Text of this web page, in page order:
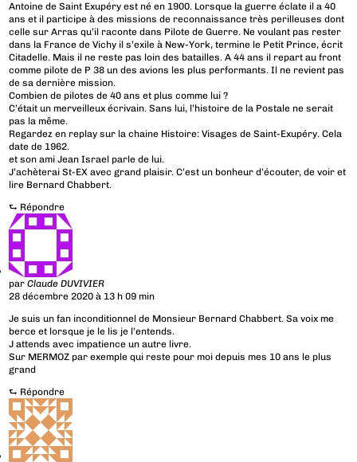
Antoine de Saint Exupéry est né en 1900. Lorsque la guerre éclate il a 40
ans et il participe à des missions de reconnaissance très perilleuses dont
celle sur Arras qu’il raconte dans Pilote de Guerre. Ne voulant pas rester
dans la France de Vichy il s’exile à New-York, termine le Petit Prince, écrit
Citadelle. Mais il ne reste pas loin des batailles. A 44 ans il repart au front
comme pilote de P 38 un des avions les plus performants. Il ne revient pas
de sa dernière mission.
Combien de pilotes de 40 ans et plus comme lui ?
C’était un merveilleux écrivain. Sans lui, l’histoire de la Postale ne serait
pas la même.
Regardez en replay sur la chaine Histoire: Visages de Saint-Exupéry. Cela
date de 1962.
et son ami Jean Israel parle de lui.
J’achèterai St-EX avec grand plaisir. C’est un bonheur d’écouter, de voir et
lire Bernard Chabbert.
⮑ Répondre
parClaude DUVIVIER
28 décembre 2020 à 13 h 09 min
Je suis un fan inconditionnel de Monsieur Bernard Chabbert. Sa voix me
berce et lorsque je le lis je l’entends.
J attends avec impatience un autre livre.
Sur MERMOZ par exemple qui reste pour moi depuis mes 10 ans le plus
grand
⮑ Répondre